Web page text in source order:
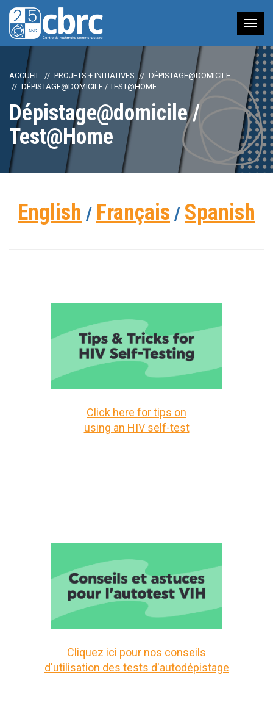
à
ACCUEIL PROJETS + INITIATIVES
DÉPISTAGE@DOMICILE
DÉPISTAGE@DOMICILE / TEST@HOME
Dépistage@domicile /
Test@Home
English / Français / Spanish
Click here for tips on
using an HIV self-test
Cliquez ici pour nos conseils
d'utilisation des tests d'autodépistage